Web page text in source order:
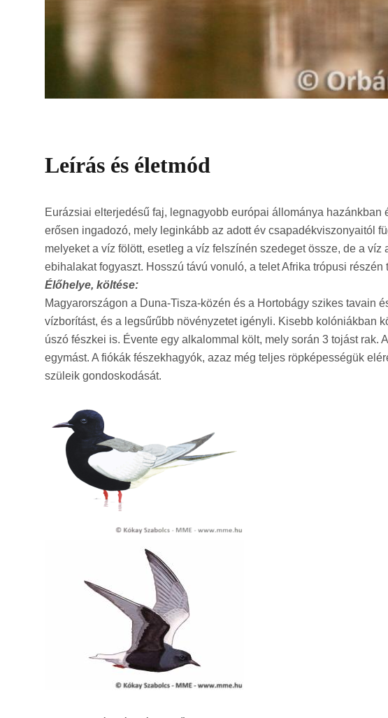
Leírás és életmód
Eurázsiai elterjedésű faj, legnagyobb európai állománya
erősen ingadozó, mely leginkább az adott év csapadékviszonyaitól
melyeket a víz fölött, esetleg a víz felszínén szedeget össze, de a
ebihalakat fogyaszt. Hosszú távú vonuló, a telet Afrika trópusi részén
Élőhelye, költése:
Magyarországon a Duna-Tisza-közén és a Hortobágy szikes tavain
vízborítást, és a legsűrűbb növényzetet igényli. Kisebb kolóniákban
úszó fészkei is. Évente egy alkalommal költ, mely során 3 tojást
egymást. A fiókák fészekhagyók, azaz még teljes röpképességük
szüleik gondoskodását.